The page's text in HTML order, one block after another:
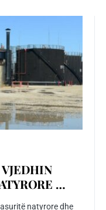
…
natyrore dhe